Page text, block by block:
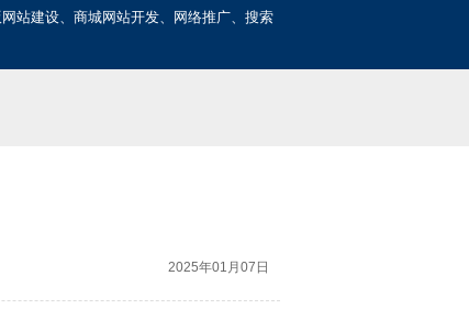
站建设、商城网站开发、网络推广、搜索
2025年01月07日